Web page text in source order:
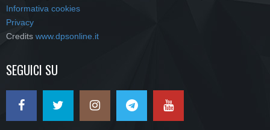
Informativa cookies
Privacy
Credits www.dpsonline.it
SEGUICI SU